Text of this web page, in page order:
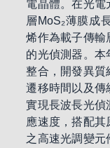
電晶體。在光電
層MoS₂薄膜成
烯作為載子傳輸
的光偵測器。本
整合，開發異質
遷移時間以及傳
實現長波長光偵
應速度，搭配其
之高速光調變元